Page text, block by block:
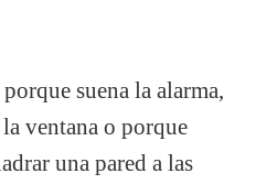
suena la alarma,
ventana o porque
una pared a las